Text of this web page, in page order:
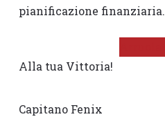
pianificazione finanziaria.
Alla tua Vittoria!
Capitano Fenix